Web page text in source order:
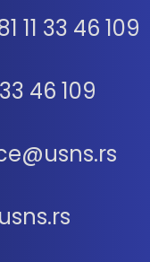
11 33 46 109
46 109